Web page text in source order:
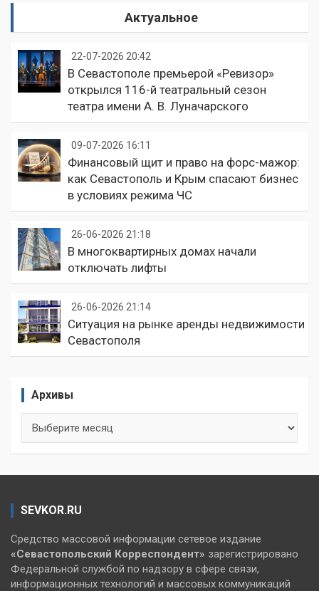
Актуальное
22-07-2026 20:42
В Севастополе премьерой «Ревизор»
открылся 116-й театральный сезон
театра имени А. В. Луначарского
09-07-2026 16:11
Финансовый щит и право на форс-мажор:
как Севастополь и Крым спасают бизнес
в условиях режима ЧС
26-06-2026 21:18
В многоквартирных домах начали
отключать лифты
26-06-2026 21:14
Ситуация на рынке аренды недвижимости
Севастополя
Архивы
SEVKOR.RU
Средство массовой информации сетевое издание
«Севастопольский Корреспондент» зарегистрировано
Федеральной службой по надзору в сфере связи,
информационных технологий и массовых коммуникаций